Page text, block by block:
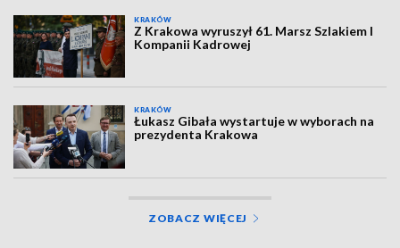
KRAKÓW
Z Krakowa wyruszył 61. Marsz Szlakiem I
Kompanii Kadrowej
KRAKÓW
Łukasz Gibała wystartuje w wyborach na
prezydenta Krakowa
ZOBACZ WIĘCEJ